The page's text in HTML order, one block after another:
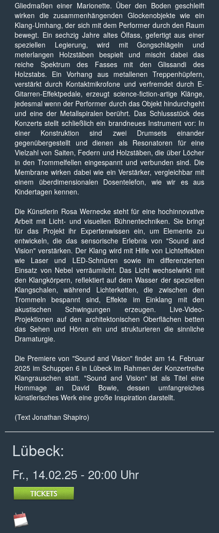
Gliedmaßen einer Marionette. Über den Boden geschleift
wirken die zusammenhängenden Glockenobjekte wie ein
Klang-Umhang, der sich mit dem Performer durch den Raum
bewegt. Ein sechzig Jahre altes Ölfass, gefertigt aus einer
speziellen Legierung, wird mit Gongschlägeln und
meterlangen Holzstäben bespielt und mischt dabei das
reiche Spektrum des Fasses mit den Glissandi des
Holzstabs. Ein Vorhang aus metallenen Treppenhüpfern,
verstärkt durch Kontaktmikrofone und verfremdet durch E-
Gitarren-Effektpedale, erzeugt science-fiction-artige Klänge,
jedesmal wenn der Performer durch das Objekt hindurchgeht
und eine der Metallspiralen berührt. Das Schlussstück des
Konzerts stellt schließlich ein brandneues Instrument vor: In
einer Konstruktion sind zwei Drumsets einander
gegenübergestellt und dienen als Resonatoren für eine
Vielzahl von Saiten, Federn und Holzstäben, die über Löcher
in den Trommelfellen eingespannt und verbunden sind. Die
Membrane wirken dabei wie ein Verstärker, vergleichbar mit
einem überdimensionalen Dosentelefon, wie wir es aus
Kindertagen kennen.
Die Künstlerin Rosa Wernecke steht für eine hochinnovative
Arbeit mit Licht- und visuellen Bühnentechniken. Sie bringt
für das Projekt ihr Expertenwissen ein, um Elemente zu
entwickeln, die das sensorische Erlebnis von "Sound and
Vision" verstärken. Der Klang wird mit Hilfe von Lichteffekten
wie Laser und LED-Schnüren sowie im differenzierten
Einsatz von Nebel verräumlicht. Das Licht wechselwirkt mit
den Klangkörpern, reflektiert auf dem Wasser der speziellen
Klangschalen, während Lichterketten, die zwischen den
Trommeln bespannt sind, Effekte im Einklang mit den
akustischen Schwingungen erzeugen. Live-Video-
Projektionen auf den architektonischen Oberflächen betten
das Sehen und Hören ein und strukturieren die sinnliche
Dramaturgie.
Die Premiere von "Sound and Vision" findet am 14. Februar
2025 im Schuppen 6 in Lübeck im Rahmen der Konzertreihe
Klangrauschen statt. "Sound and Vision" ist als Titel eine
Hommage an David Bowie, dessen umfangreiches
künstlerisches Werk eine große Inspiration darstellt.
(Text Jonathan Shapiro)
Lübeck:
Fr., 14.02.25 - 20:00 Uhr